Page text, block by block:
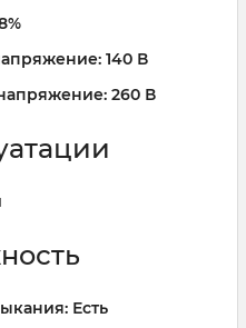
140 В
260 В
Есть